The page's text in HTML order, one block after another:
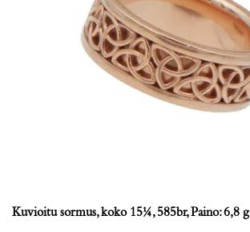
Kuvioitu sormus, koko 15¼, 585br, Paino: 6,8 g